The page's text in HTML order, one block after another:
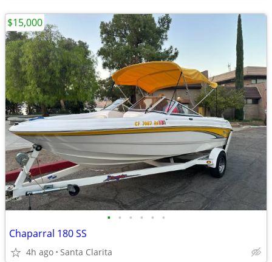
• • • • • •
Chaparral 180 SS
4h ago Santa Clarita
$15,000